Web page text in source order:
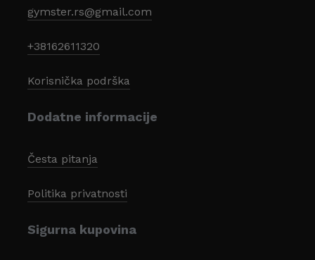
gymster.rs@gmail.com
+38162611320
Korisnička podrška
Dodatne informacije
Česta pitanja
Politika privatnosti
Sigurna kupovina